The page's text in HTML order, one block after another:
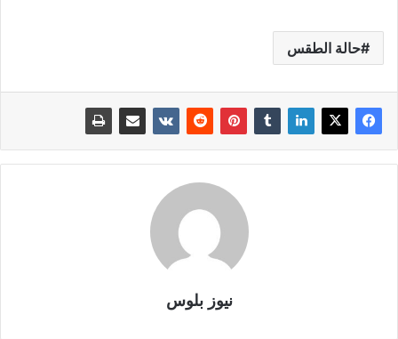
حالة الطقس
نيوز بلوس